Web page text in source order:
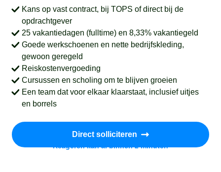
Kans op vast contract, bij TOPS of direct bij de
opdrachtgever
25 vakantiedagen (fulltime) en 8,33% vakantiegeld
Goede werkschoenen en nette bedrijfskleding,
gewoon geregeld
Reiskostenvergoeding
Cursussen en scholing om te blijven groeien
Een team dat voor elkaar klaarstaat, inclusief uitjes
en borrels
Direct solliciteren
Reageren kan al binnen 2 minuten